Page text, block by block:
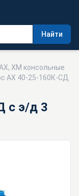
Найти
ХМ консольные
АХ 40-25-160К-СД
с э/д 3